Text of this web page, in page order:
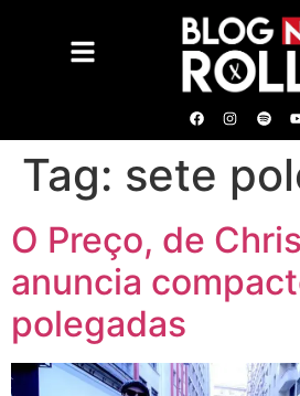
Tag: sete
O Preço, de
anuncia
polegadas